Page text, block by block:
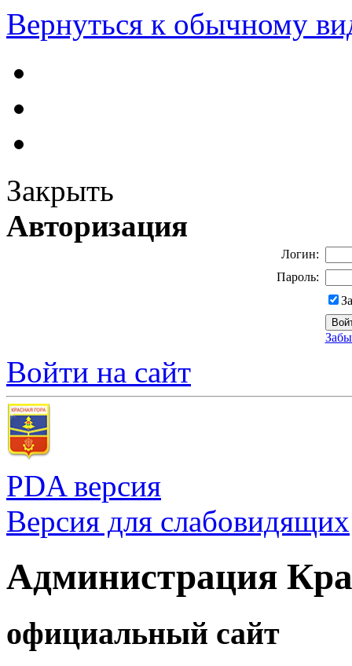
Вернуться к обычному
Закрыть
Авторизация
Логин:
Пароль:
Войти на сайт
PDA версия
Версия для слабовидящих
Администрация
официальный сайт